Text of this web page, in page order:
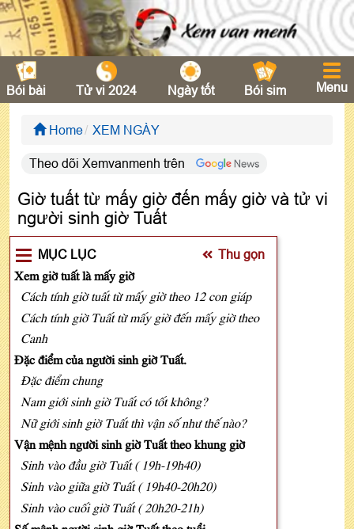
Bói bài Tử vi 2024 Ngày tốt Bói sim Menu
Home XEM NGÀY
Theo dõi Xemvanmenh trên
Giờ tuất từ mấy giờ đến mấy giờ và tử vi
người sinh giờ Tuất
MỤC LỤC Thu gọn
Xem giờ tuất là mấy giờ
Cách tính giờ tuất từ mấy giờ theo 12 con giáp
Cách tính giờ Tuất từ mấy giờ đến mấy giờ theo
Canh
Đặc điểm của người sinh giờ Tuất.
Đặc điểm chung
Nam giới sinh giờ Tuất có tốt không?
Nữ giới sinh giờ Tuất thì vận số như thế nào?
Vận mệnh người sinh giờ Tuất theo khung giờ
Sinh vào đầu giờ Tuất ( 19h-19h40)
Sinh vào giữa giờ Tuất ( 19h40-20h20)
Sinh vào cuối giờ Tuất ( 20h20-21h)